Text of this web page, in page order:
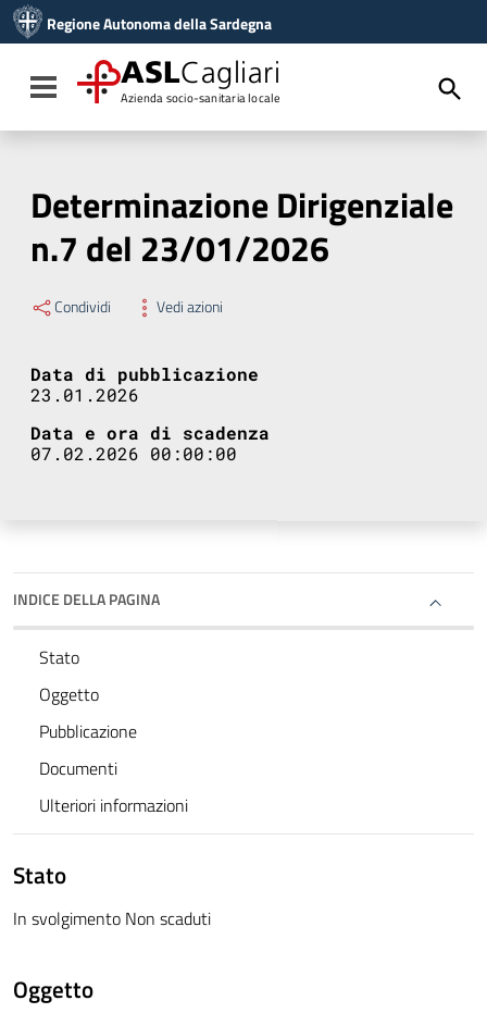
Vai al menu di navigazione
Vai al footer
Regione Autonoma della Sardegna
Toggle navigation
ASLCagliari
Azienda socio-sanitaria locale
Determinazione Dirigenziale
n.7 del 23/01/2026
Condividi Vedi azioni
Data di pubblicazione
23.01.2026
Data e ora di scadenza
07.02.2026 00:00:00
INDICE DELLA PAGINA
Stato
Oggetto
Pubblicazione
Documenti
Ulteriori informazioni
Stato
In svolgimento Non scaduti
Oggetto